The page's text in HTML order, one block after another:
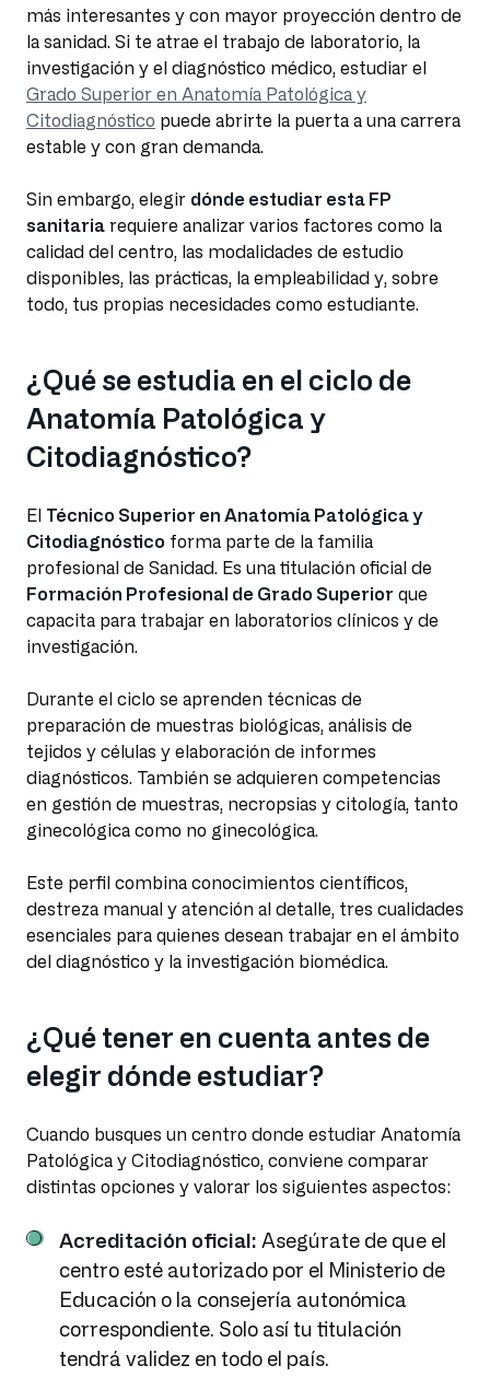
más interesantes y con mayor proyección dentro de
la sanidad. Si te atrae el trabajo de laboratorio, la
investigación y el diagnóstico médico, estudiar el
Grado Superior en Anatomía Patológica y
Citodiagnóstico puede abrirte la puerta a una carrera
estable y con gran demanda.
Sin embargo, elegir dónde estudiar esta FP
sanitaria requiere analizar varios factores como la
calidad del centro, las modalidades de estudio
disponibles, las prácticas, la empleabilidad y, sobre
todo, tus propias necesidades como estudiante.
¿Qué se estudia en el ciclo de
Anatomía Patológica y
Citodiagnóstico?
El Técnico Superior en Anatomía Patológica y
Citodiagnóstico forma parte de la familia
profesional de Sanidad. Es una titulación oficial de
Formación Profesional de Grado Superior que
capacita para trabajar en laboratorios clínicos y de
investigación.
Durante el ciclo se aprenden técnicas de
preparación de muestras biológicas, análisis de
tejidos y células y elaboración de informes
diagnósticos. También se adquieren competencias
en gestión de muestras, necropsias y citología, tanto
ginecológica como no ginecológica.
Este perfil combina conocimientos científicos,
destreza manual y atención al detalle, tres cualidades
esenciales para quienes desean trabajar en el ámbito
del diagnóstico y la investigación biomédica.
¿Qué tener en cuenta antes de
elegir dónde estudiar?
Cuando busques un centro donde estudiar Anatomía
Patológica y Citodiagnóstico, conviene comparar
distintas opciones y valorar los siguientes aspectos:
Acreditación oficial: Asegúrate de que el
centro esté autorizado por el Ministerio de
Educación o la consejería autonómica
correspondiente. Solo así tu titulación
tendrá validez en todo el país.